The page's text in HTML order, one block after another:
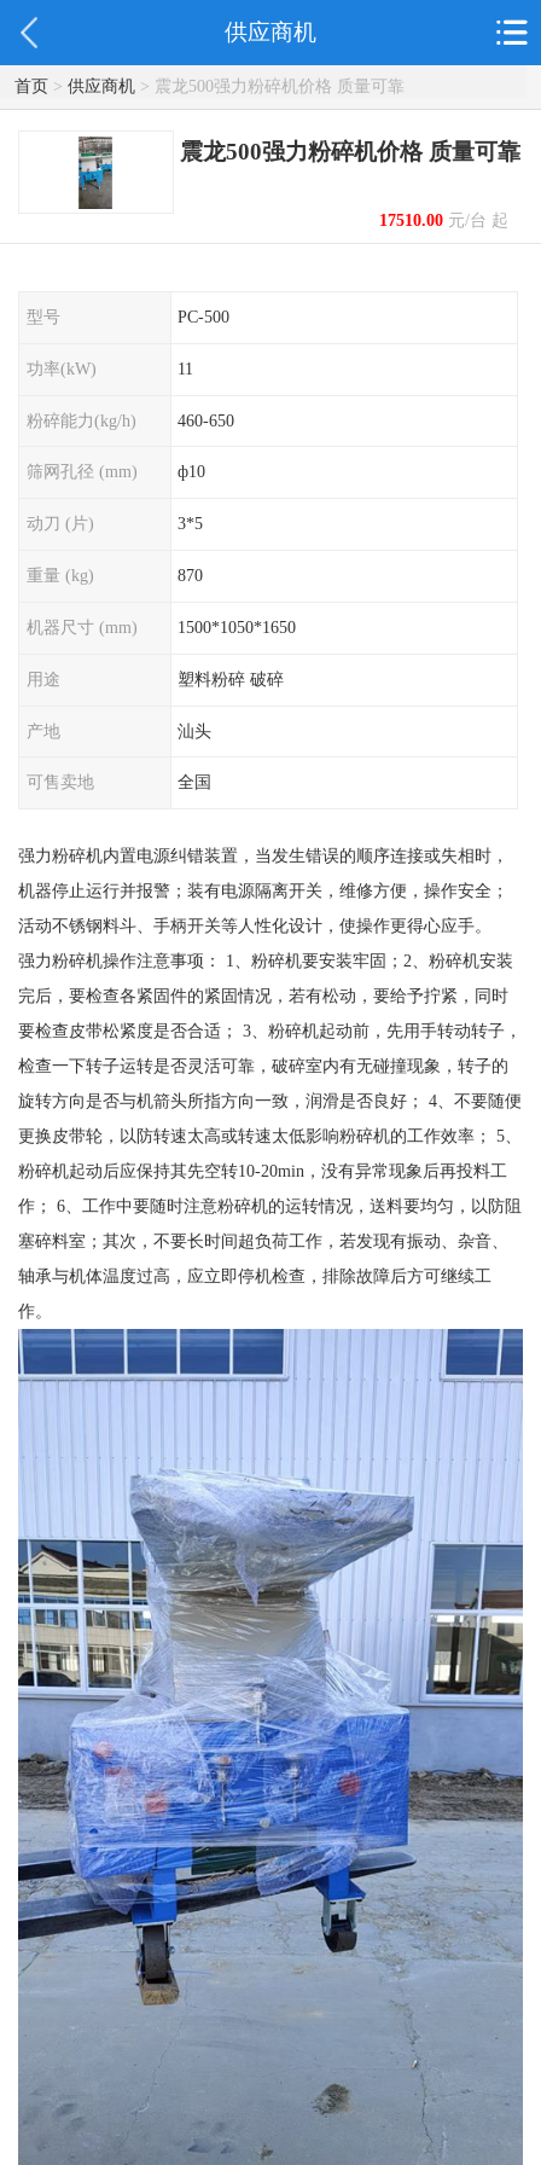
供应商机
首页> 供应商机> 震龙500强力粉碎机价格 质量可靠
震龙500强力粉碎机价格 质量可靠
17510.00元/台 起
型号 PC-500
功率(kW) 11
粉碎能力(kg/h) 460-650
筛网孔径 (mm) ф10
动刀 (片) 3*5
重量 (kg) 870
机器尺寸 (mm) 1500*1050*1650
用途 塑料粉碎 破碎
产地 汕头
可售卖地 全国
强力粉碎机内置电源纠错装置，当发生错误的顺序连接或失相时，
机器停止运行并报警；装有电源隔离开关，维修方便，操作安全；
活动不锈钢料斗、手柄开关等人性化设计，使操作更得心应手。
强力粉碎机操作注意事项： 1、粉碎机要安装牢固；2、粉碎机安装
完后，要检查各紧固件的紧固情况，若有松动，要给予拧紧，同时
要检查皮带松紧度是否合适； 3、粉碎机起动前，先用手转动转子，
检查一下转子运转是否灵活可靠，破碎室内有无碰撞现象，转子的
旋转方向是否与机箭头所指方向一致，润滑是否良好； 4、不要随便
更换皮带轮，以防转速太高或转速太低影响粉碎机的工作效率； 5、
粉碎机起动后应保持其先空转10-20min，没有异常现象后再投料工
作； 6、工作中要随时注意粉碎机的运转情况，送料要均匀，以防阻
塞碎料室；其次，不要长时间超负荷工作，若发现有振动、杂音、
轴承与机体温度过高，应立即停机检查，排除故障后方可继续工
作。